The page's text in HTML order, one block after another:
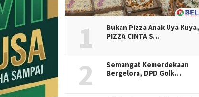
1
Bukan Pizza Anak Uya Kuya,
PIZZA CINTA S…
2
Semangat Kemerdekaan
Bergelora, DPD Golk…